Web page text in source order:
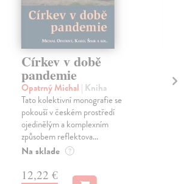
Církev v době
pandemie
Opatrný Michal | Kniha
Tato kolektivní monografie se
pokouší v českém prostředí
ojedinělým a komplexním
způsobem reflektova...
Na sklade ?
12,22 €